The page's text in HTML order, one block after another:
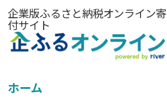
企業版ふるさと納税オンライン寄
付サイト
ホーム